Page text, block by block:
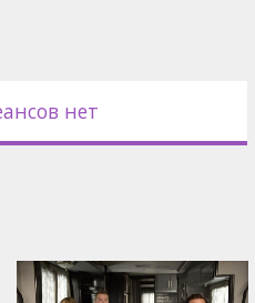
субтитрами на латышском и
Sudeikis,Emma Roberts,Will
нет